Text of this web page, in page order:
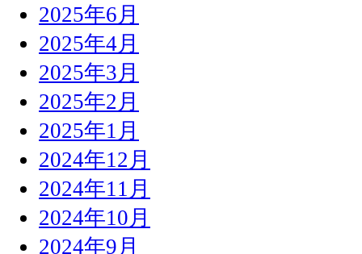
2025年6月
2025年4月
2025年3月
2025年2月
2025年1月
2024年12月
2024年11月
2024年10月
2024年9月